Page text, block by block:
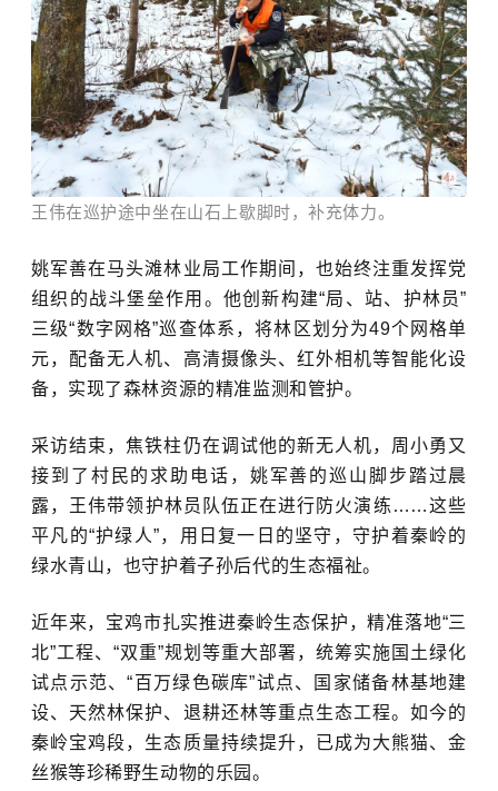
王伟在巡护途中坐在山石上歇脚时，补充体力。
姚军善在马头滩林业局工作期间，也始终注重发挥党
组织的战斗堡垒作用。他创新构建“局、站、护林员”
三级“数字网格”巡查体系，将林区划分为49个网格单
元，配备无人机、高清摄像头、红外相机等智能化设
备，实现了森林资源的精准监测和管护。
采访结束，焦铁柱仍在调试他的新无人机，周小勇又
接到了村民的求助电话，姚军善的巡山脚步踏过晨
露，王伟带领护林员队伍正在进行防火演练……这些
平凡的“护绿人”，用日复一日的坚守，守护着秦岭的
绿水青山，也守护着子孙后代的生态福祉。
近年来，宝鸡市扎实推进秦岭生态保护，精准落地“三
北”工程、“双重”规划等重大部署，统筹实施国土绿化
试点示范、“百万绿色碳库”试点、国家储备林基地建
设、天然林保护、退耕还林等重点生态工程。如今的
秦岭宝鸡段，生态质量持续提升，已成为大熊猫、金
丝猴等珍稀野生动物的乐园。